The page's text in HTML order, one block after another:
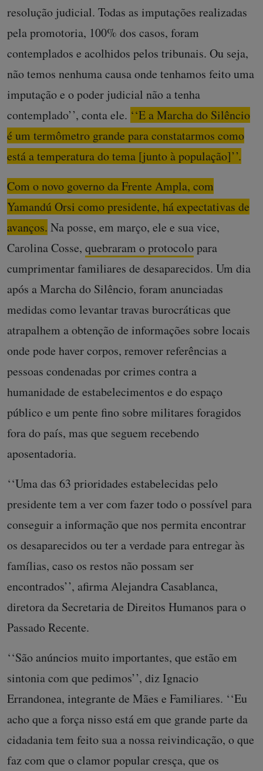
resolução judicial. Todas as imputações realizadas
pela promotoria, 100% dos casos, foram
contemplados e acolhidos pelos tribunais. Ou seja,
não temos nenhuma causa onde tenhamos feito uma
imputação e o poder judicial não a tenha
contemplado’’, conta ele. ‘‘E a Marcha do Silêncio
é um termômetro grande para constatarmos como
está a temperatura do tema [junto à população]’’.
Com o novo governo da Frente Ampla, com
Yamandú Orsi como presidente, há expectativas de
avanços. Na posse, em março, ele e sua vice,
Carolina Cosse, quebraram o protocolopara
cumprimentar familiares de desaparecidos. Um dia
após a Marcha do Silêncio, foram anunciadas
medidas como levantar travas burocráticas que
atrapalhem a obtenção de informações sobre locais
onde pode haver corpos, remover referências a
pessoas condenadas por crimes contra a
humanidade de estabelecimentos e do espaço
público e um pente fino sobre militares foragidos
fora do país, mas que seguem recebendo
aposentadoria.
‘‘Uma das 63 prioridades estabelecidas pelo
presidente tem a ver com fazer todo o possível para
conseguir a informação que nos permita encontrar
os desaparecidos ou ter a verdade para entregar às
famílias, caso os restos não possam ser
encontrados’’, afirma Alejandra Casablanca,
diretora da Secretaria de Direitos Humanos para o
Passado Recente.
‘‘São anúncios muito importantes, que estão em
sintonia com que pedimos’’, diz Ignacio
Errandonea, integrante de Mães e Familiares. ‘‘Eu
acho que a força nisso está em que grande parte da
cidadania tem feito sua a nossa reivindicação, o que
faz com que o clamor popular cresça, que os